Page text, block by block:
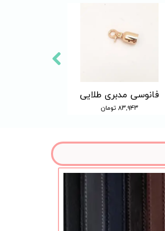
فانوسی مدبری طلایی
۸۳,۹۴۳ تومان